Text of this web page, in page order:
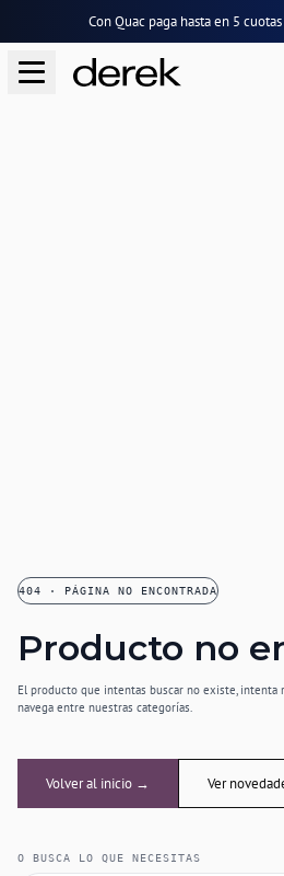
Con Quac paga hasta en 5 cuotas
404 · PÁGINA NO ENCONTRADA
Producto no
El producto que intentas buscar no existe, intenta
navega entre nuestras categorías.
Volver al inicio → Ver
O BUSCA LO QUE NECESITAS